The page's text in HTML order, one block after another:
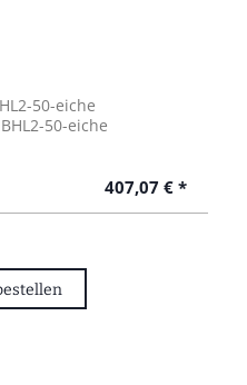
50-eiche
50-eiche
407,07 € *